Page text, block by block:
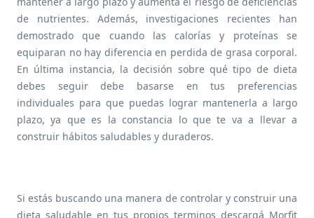
de nutrientes. Además, investigaciones recientes han
demostrado que cuando las calorías y proteínas se
equiparan no hay diferencia en perdida de grasa corporal.
En última instancia, la decisión sobre qué tipo de dieta
debes seguir debe basarse en tus preferencias
individuales para que puedas lograr mantenerla a largo
plazo, ya que es la constancia lo que te va a llevar a
construir hábitos saludables y duraderos.
Si estás buscando una manera de controlar y construir una
dieta saludable en tus propios terminos descargá Morfit